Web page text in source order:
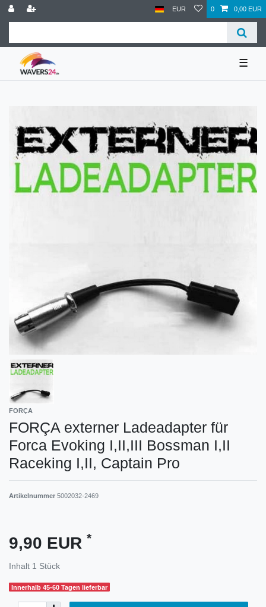
EUR 0 0,00 EUR
☰
FORÇA
FORÇA externer Ladeadapter für
Forca Evoking I,II,III Bossman I,II
Raceking I,II, Captain Pro
Artikelnummer 5002032-2469
9,90 EUR *
Inhalt 1 Stück
Innerhalb 45-60 Tagen lieferbar